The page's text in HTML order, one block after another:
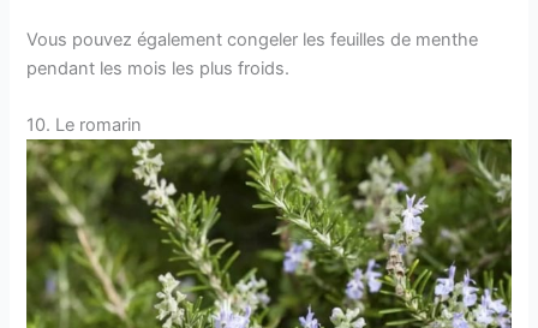
Vous pouvez également congeler les feuilles de menthe
pendant les mois les plus froids.
10. Le romarin